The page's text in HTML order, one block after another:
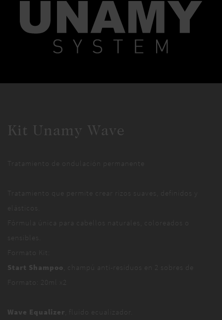
Kit Unamy Wave
Tratamiento de ondulación permanente
Tratamiento que permite crear rizos suaves, definidos y
elásticos.
Fórmula única para cabellos naturales, coloreados o
sensibles.
Formato Kit:
Start Shampoo
, champú anti-residuos en 2 sobres de
Formato: 20ml x2
Wave Equalizer , fluido ecualizador.